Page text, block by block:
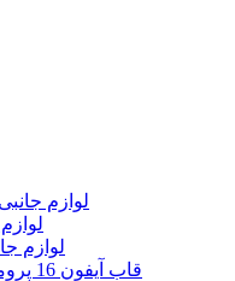
لوازم جانبی
لوازم
لوازم
قاب آیفون 16 پرومکس و لوازم جانبی